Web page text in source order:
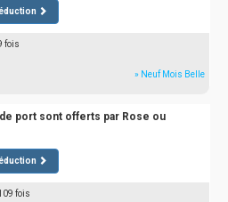
fois
» Neuf Mois Belle
port sont offerts par Rose ou
fois